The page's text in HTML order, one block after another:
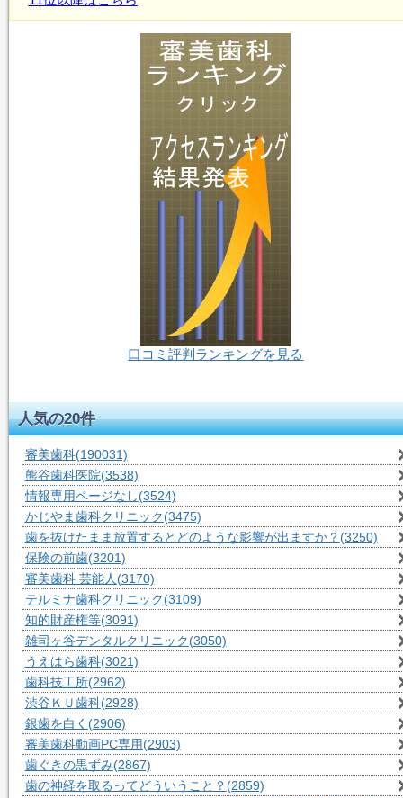
口コミ評判ランキングを見る
人気の20件
審美歯科(190031)
熊谷歯科医院(3538)
情報専用ページなし(3524)
かじやま歯科クリニック(3475)
歯を抜けたまま放置するとどのような影響が出ますか？ (3250)
保険の前歯(3201)
審美歯科 芸能人 (3170)
テルミナ歯科クリニック(3109)
知的財産権等(3091)
雑司ヶ谷デンタルクリニック(3050)
うえはら歯科(3021)
歯科技工所(2962)
渋谷ＫＵ歯科(2928)
銀歯を白く (2906)
審美歯科動画PC専用(2903)
歯ぐきの黒ずみ(2867)
歯の神経を取るってどういうこと？ (2859)